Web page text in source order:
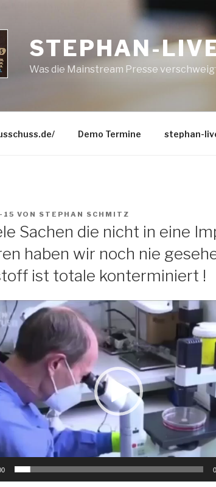
STEPHAN-
Was die Mainstream Presse
Demo Termine stephan-
15 VON STEPHAN SCHMITZ
Sachen die nicht in eine
haben wir noch nie
ist totale konterminiert !